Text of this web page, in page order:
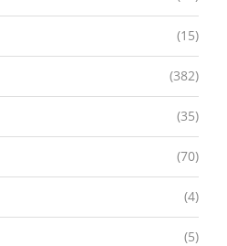
(15)
(382)
(35)
(70)
(4)
(5)